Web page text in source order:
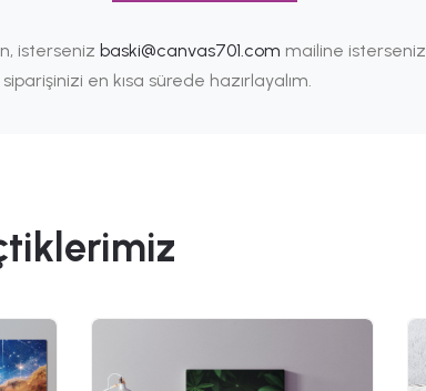
isterseniz baski@canvas701.com mailine isterseniz
en kısa sürede hazırlayalım.